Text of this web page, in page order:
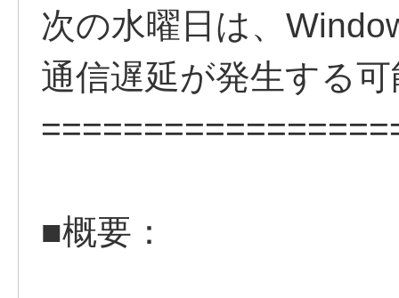
次の水曜日は、
通信遅延が発生する
■概要：